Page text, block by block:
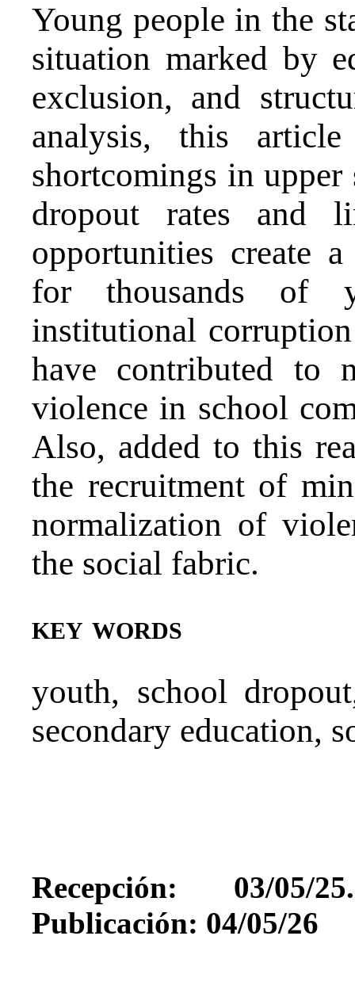
Young people in the
situation marked by
exclusion, and
analysis, this
shortcomings in upper
dropout rates and
opportunities create
for thousands of
institutional
have contributed to
violence in school
Also, added to this
the recruitment of
normalization of
the social fabric.
key words
youth, school
secondary education,
Recepción: 03/05/
Publicación: 04/05/26